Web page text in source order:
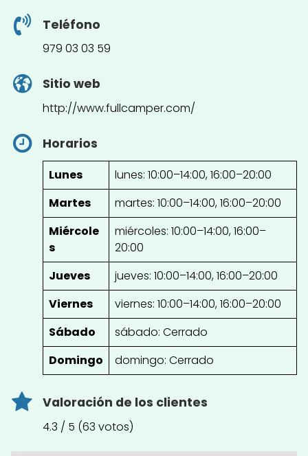
Teléfono
979 03 03 59
Sitio web
http://www.fullcamper.com/
Horarios
Lunes
lunes: 10:00–14:00, 16:00–20:00
Martes
martes: 10:00–14:00, 16:00–20:00
Miércole
s
miércoles: 10:00–14:00, 16:00–
20:00
Jueves
jueves: 10:00–14:00, 16:00–20:00
Viernes
viernes: 10:00–14:00, 16:00–20:00
Sábado
sábado: Cerrado
Domingo
domingo: Cerrado
Valoración de los clientes
4.3 / 5 (63 votos)